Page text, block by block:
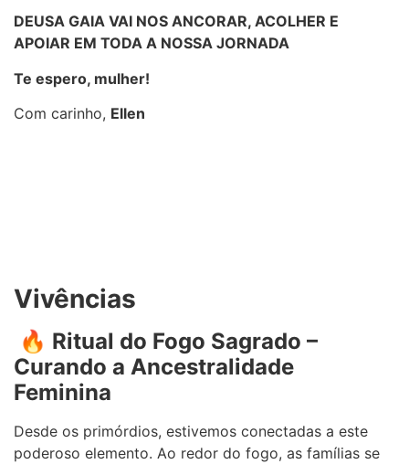
DEUSA GAIA VAI NOS ANCORAR, ACOLHER E
APOIAR EM TODA A NOSSA JORNADA
Te espero, mulher!
Com carinho, Ellen
Vivências
🔥 Ritual do Fogo Sagrado –
Curando a Ancestralidade
Feminina
Desde os primórdios, estivemos conectadas a este
poderoso elemento. Ao redor do fogo, as famílias se